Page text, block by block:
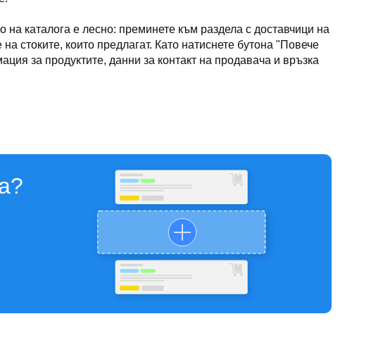
на каталога е лесно: преминете към раздела с доставчици на
стоките, които предлагат. Като натиснете бутона "Повече
за продуктите, данни за контакт на продавача и връзка